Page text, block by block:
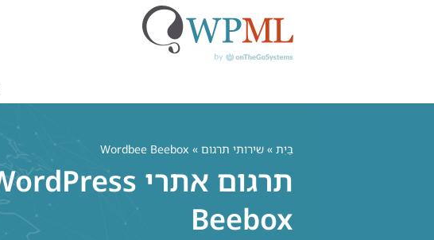
בַּיִת » שירותי תרגום » Wordbee Beebox
Beebox